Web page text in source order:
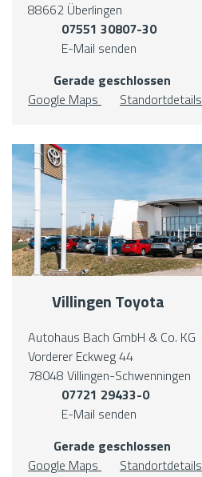
88662 Überlingen
07551 30807-30
E-Mail senden
Gerade geschlossen
Google Maps
Standortdetails
Villingen Toyota
Autohaus Bach GmbH & Co. KG
Vorderer Eckweg 44
78048 Villingen-Schwenningen
07721 29433-0
E-Mail senden
Gerade geschlossen
Google Maps
Standortdetails